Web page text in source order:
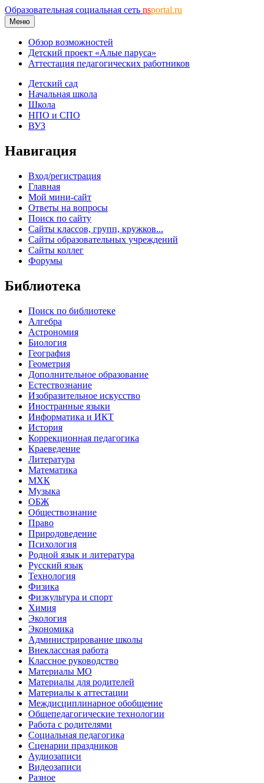
Образовательная социальная сеть nsportal.ru
Меню
Обзор возможностей
Детский проект «Алые паруса»
Аттестация педагогических работников
Детский сад
Начальная школа
Школа
НПО и СПО
ВУЗ
Навигация
Вход/регистрация
Главная
Мой мини-сайт
Ответы на вопросы
Поиск по сайту
Сайты классов, групп, кружков...
Сайты образовательных учреждений
Сайты коллег
Форумы
Библиотека
Поиск по библиотеке
Алгебра
Астрономия
Биология
География
Геометрия
Дополнительное образование
Естествознание
Изобразительное искусство
Иностранные языки
Информатика и ИКТ
История
Коррекционная педагогика
Краеведение
Литература
Математика
МХК
Музыка
ОБЖ
Обществознание
Право
Природоведение
Психология
Родной язык и литература
Русский язык
Технология
Физика
Физкультура и спорт
Химия
Экология
Экономика
Администрирование школы
Внеклассная работа
Классное руководство
Материалы МО
Материалы для родителей
Материалы к аттестации
Междисциплинарное обобщение
Общепедагогические технологии
Работа с родителями
Социальная педагогика
Сценарии праздников
Аудиозаписи
Видеозаписи
Разное